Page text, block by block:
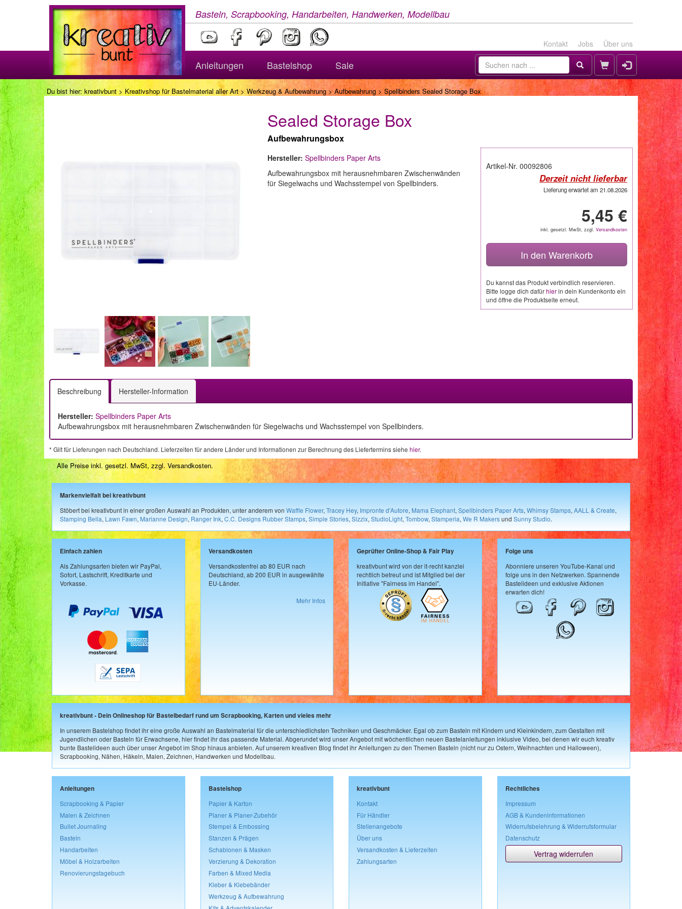
Basteln, Scrapbooking, Handarbeiten, Handwerken, Modellbau
Kontakt Jobs Über uns
Anleitungen Bastelshop Sale
Du bist hier: kreativbunt > Kreativshop für Bastelmaterial aller Art> Werkzeug & Aufbewahrung >Aufbewahrung> Spellbinders Sealed Storage Box
Sealed Storage Box
Aufbewahrungsbox
Artikel-Nr. 00092806
Derzeit nicht lieferbar
Lieferung erwartet am 21.08.2026
5,45 €
inkl. gesetzl. MwSt, zzgl. Versandkosten
In den Warenkorb
Du kannst das Produkt verbindlich reservieren.
Bitte logge dich dafürhierin dein Kundenkonto ein
und öffne die Produktseite erneut.
Hersteller: Spellbinders Paper Arts
Aufbewahrungsbox mit herausnehmbaren Zwischenwänden
für Siegelwachs und Wachsstempel von Spellbinders.
Beschreibung Hersteller-Information
Hersteller: Spellbinders Paper Arts
Aufbewahrungsbox mit herausnehmbaren Zwischenwänden für Siegelwachs und Wachsstempel von Spellbinders.
* Gilt für Lieferungen nach Deutschland. Lieferzeiten für andere Länder und Informationen zur Berechnung des Liefertermins siehe hier.
Alle Preise inkl. gesetzl. MwSt, zzgl. Versandkosten.
Markenvielfalt bei kreativbunt
Stöbert bei kreativbunt in einer großen Auswahl an Produkten, unter anderem von Waffle Flower, Tracey Hey, Impronte d'Autore, Mama Elephant, Spellbinders Paper Arts, Whimsy Stamps, AALL & Create,
Stamping Bella, Lawn Fawn, Marianne Design, Ranger Ink, C.C. Designs Rubber Stamps, Simple Stories, Sizzix, StudioLight, Tombow, Stamperia, We R Makersund Sunny Studio.
Einfach zahlen
Als Zahlungsarten bieten wir PayPal,
Sofort, Lastschrift, Kreditkarte und
Vorkasse.
Versandkosten
Versandkostenfrei ab 80 EUR nach
Deutschland, ab 200 EUR in ausgewählte
EU-Länder.
Mehr Infos
Geprüfter Online-Shop & Fair Play
kreativbunt wird von der it-recht kanzlei
rechtlich betreut und ist Mitglied bei der
Initiative "Fairness im Handel".
Folge uns
Abonniere unseren YouTube-Kanal und
folge uns in den Netzwerken. Spannende
Bastelideen und exklusive Aktionen
erwarten dich!
kreativbunt - Dein Onlineshop für Bastelbedarf rund um Scrapbooking, Karten und vieles mehr
In unserem Bastelshop findet ihr eine große Auswahl an Bastelmaterial für die unterschiedlichsten Techniken und Geschmäcker. Egal ob zum Basteln mit Kindern und Kleinkindern, zum Gestalten mit
Jugendlichen oder Basteln für Erwachsene, hier findet ihr das passende Material. Abgerundet wird unser Angebot mit wöchentlichen neuen Bastelanleitungen inklusive Video, bei denen wir euch kreativ
bunte Bastelideen auch über unser Angebot im Shop hinaus anbieten. Auf unserem kreativen Blog findet ihr Anleitungen zu den Themen Basteln (nicht nur zu Ostern, Weihnachten und Halloween),
Scrapbooking, Nähen, Häkeln, Malen, Zeichnen, Handwerken und Modellbau.
Anleitungen
Scrapbooking & Papier
Malen & Zeichnen
Bullet Journaling
Basteln
Handarbeiten
Möbel & Holzarbeiten
Renovierungstagebuch
Bastelshop
Papier & Karton
Planer & Planer-Zubehör
Stempel & Embossing
Stanzen & Prägen
Schablonen & Masken
Verzierung & Dekoration
Farben & Mixed Media
Kleber & Klebebänder
Werkzeug & Aufbewahrung
kreativbunt
Kontakt
Für Händler
Stellenangebote
Über uns
Versandkosten & Lieferzeiten
Zahlungsarten
Rechtliches
Impressum
AGB & Kundeninformationen
Widerrufsbelehrung & Widerrufsformular
Datenschutz
Vertrag widerrufen